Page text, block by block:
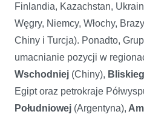
Finlandia, Kazachstan,
Węgry, Niemcy, Włochy,
Chiny i Turcja). Ponadto,
umacnianie pozycji w
Wschodniej (Chiny),
Egipt oraz petrokraje
Południowej (Argentyna),